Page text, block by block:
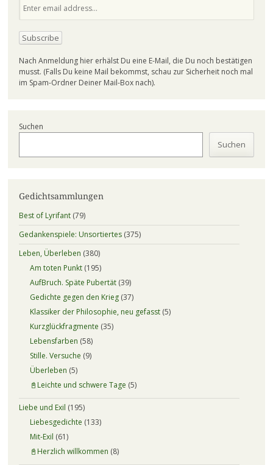
Nach Anmeldung hier erhälst Du eine E-Mail, die Du noch bestätigen
musst. (Falls Du keine Mail bekommst, schau zur Sicherheit noch mal
im Spam-Ordner Deiner Mail-Box nach).
Suchen
Suchen
Gedichtsammlungen
Best of Lyrifant(79)
Gedankenspiele: Unsortiertes(375)
Leben, Überleben (380)
Am toten Punkt(195)
AufBruch. Späte Pubertät(39)
Gedichte gegen den Krieg(37)
Klassiker der Philosophie, neu gefasst(5)
Kurzglückfragmente (35)
Lebensfarben (58)
Stille. Versuche (9)
Überleben (5)
📓Leichte und schwere Tage (5)
Liebe und Exil (195)
Liebesgedichte (133)
Mit-Exil (61)
📓Herzlich willkommen (8)